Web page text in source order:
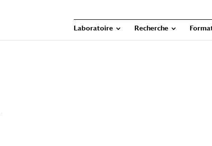
Laboratoire Recherche